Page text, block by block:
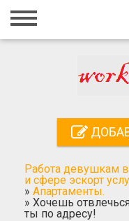
Главная
Регистрация
Добавить
Поиск
Работа девушкам
и сфере эскорт
» Апартаменты.
» Хочешь
ты по адресу!